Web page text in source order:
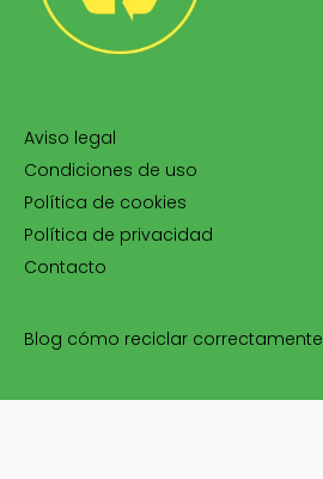
Aviso legal
Condiciones de uso
Política de cookies
Política de privacidad
Contacto
Blog cómo reciclar correctamente